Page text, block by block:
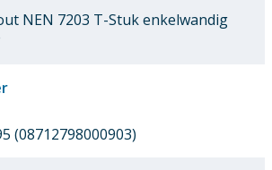
NEN 7203 T-Stuk enkelwandig
(08712798000903)